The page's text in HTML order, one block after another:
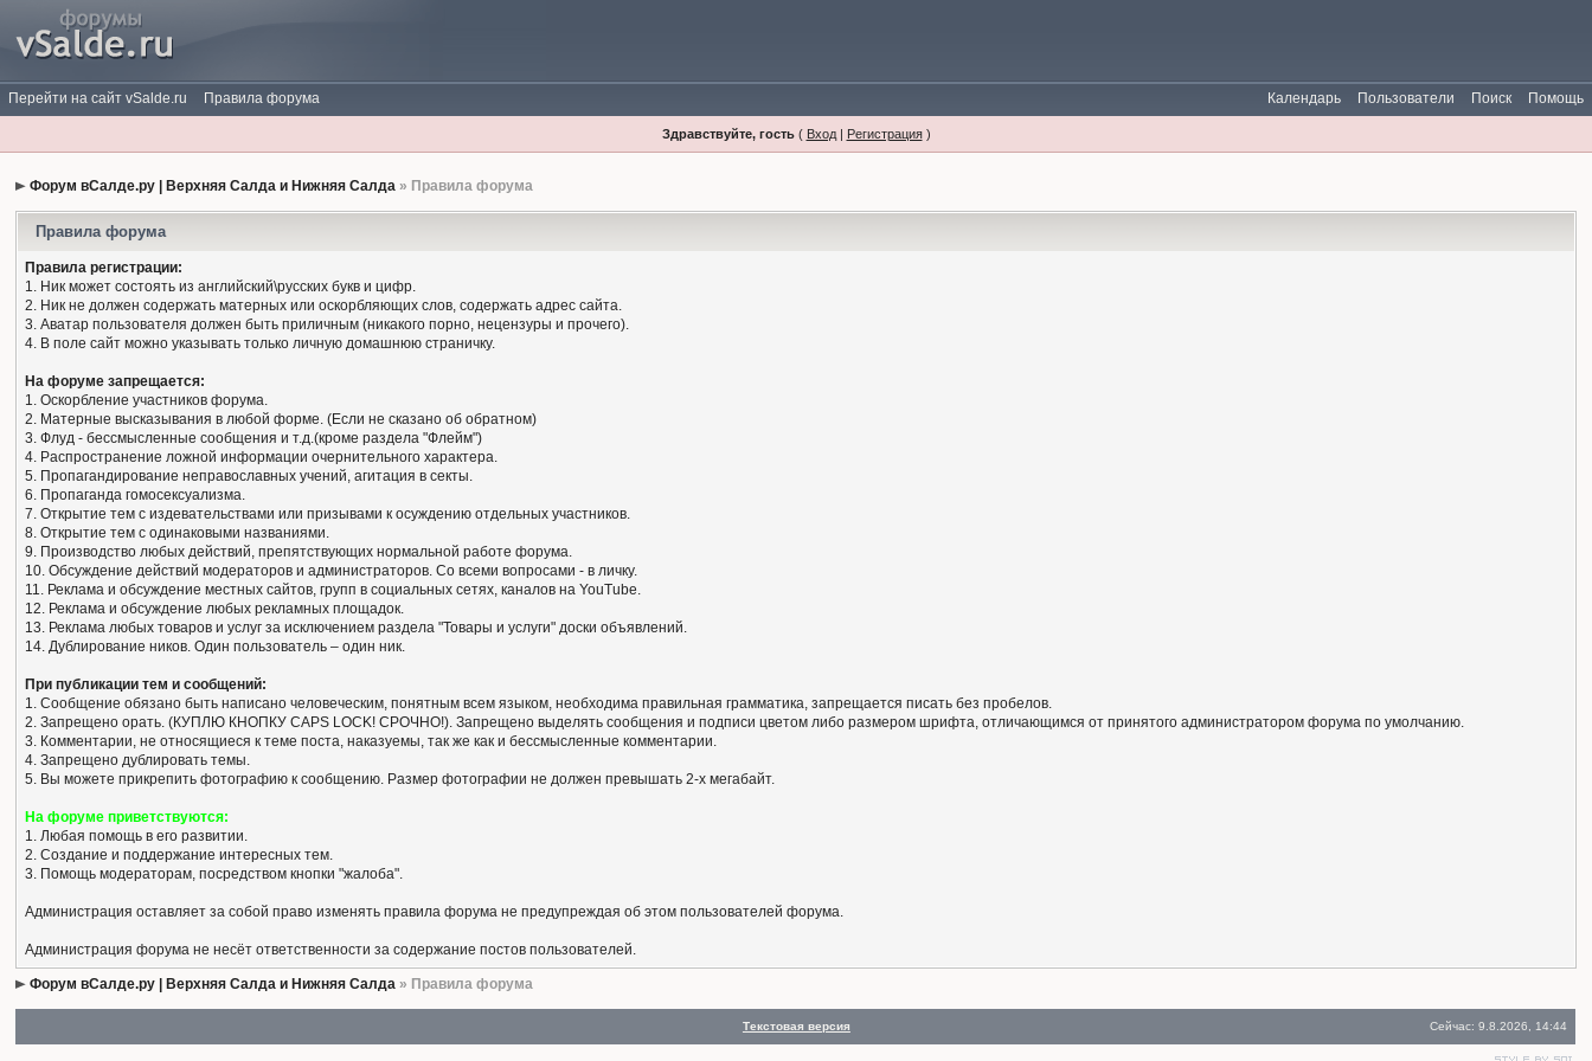
Перейти на сайт vSalde.ru Правила форума Помощь
Поиск
Пользователи
Календарь
Здравствуйте, гость( Вход| Регистрация)
Форум вСалде.ру | Верхняя Салда и Нижняя Салда » Правила форума
Правила форума
Правила регистрации:
1. Ник может состоять из английский\русских букв и цифр.
2. Ник не должен содержать матерных или оскорбляющих слов, содержать адрес сайта.
3. Аватар пользователя должен быть приличным (никакого порно, нецензуры и прочего).
4. В поле сайт можно указывать только личную домашнюю страничку.
На форуме запрещается:
1. Оскорбление участников форума.
2. Матерные высказывания в любой форме. (Если не сказано об обратном)
3. Флуд - бессмысленные сообщения и т.д.(кроме раздела "Флейм")
4. Распространение ложной информации очернительного характера.
5. Пропагандирование неправославных учений, агитация в секты.
6. Пропаганда гомосексуализма.
7. Открытие тем с издевательствами или призывами к осуждению отдельных участников.
8. Открытие тем с одинаковыми названиями.
9. Производство любых действий, препятствующих нормальной работе форума.
10. Обсуждение действий модераторов и администраторов. Со всеми вопросами - в личку.
11. Реклама и обсуждение местных сайтов, групп в социальных сетях, каналов на YouTube.
12. Реклама и обсуждение любых рекламных площадок.
13. Реклама любых товаров и услуг за исключением раздела "Товары и услуги" доски объявлений.
14. Дублирование ников. Один пользователь – один ник.
При публикации тем и сообщений:
1. Сообщение обязано быть написано человеческим, понятным всем языком, необходима правильная грамматика, запрещается писать без пробелов.
2. Запрещено орать. (КУПЛЮ КНОПКУ CAPS LOCK! СРОЧНО!). Запрещено выделять сообщения и подписи цветом либо размером шрифта, отличающимся от принятого администратором форума по умолчанию.
3. Комментарии, не относящиеся к теме поста, наказуемы, так же как и бессмысленные комментарии.
4. Запрещено дублировать темы.
5. Вы можете прикрепить фотографию к сообщению. Размер фотографии не должен превышать 2-х мегабайт.
На форуме приветствуются:
1. Любая помощь в его развитии.
2. Создание и поддержание интересных тем.
3. Помощь модераторам, посредством кнопки "жалоба".
Администрация оставляет за собой право изменять правила форума не предупреждая об этом пользователей форума.
Администрация форума не несёт ответственности за содержание постов пользователей.
Форум вСалде.ру | Верхняя Салда и Нижняя Салда » Правила форума
Текстовая версия Сейчас: 9.8.2026, 14:44